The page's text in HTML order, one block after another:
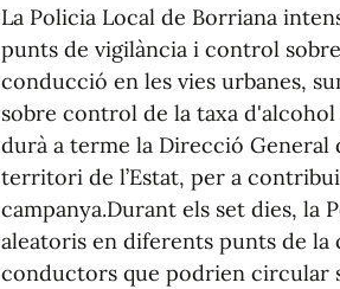
La Policia Local de Borriana
punts de vigilància i control
conducció en les vies urbanes,
sobre control de la taxa
durà a terme la Direcció General
territori de l’Estat, per a
campanya.Durant els set dies, la
aleatoris en diferents punts de
conductors que podrien circular